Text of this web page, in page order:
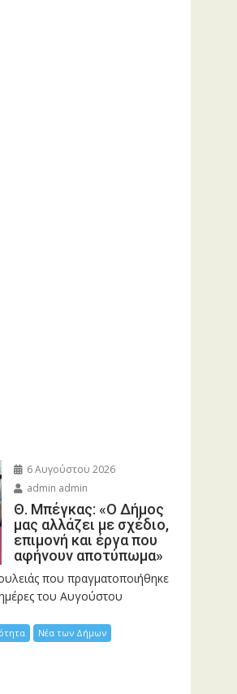
6 Αυγούστου 2026
admin admin
Θ. Μπέγκας: «Ο Δήμος
μας αλλάζει με σχέδιο,
επιμονή και έργα που
αφήνουν αποτύπωμα»
που πραγματοποιήθηκε
ημέρες του Αυγούστου
Νέα των Δήμων